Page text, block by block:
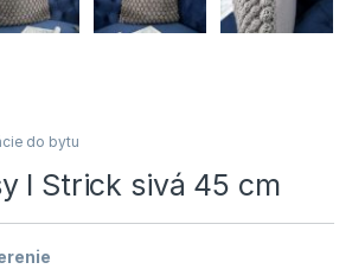
do bytu
I Strick sivá 45 cm